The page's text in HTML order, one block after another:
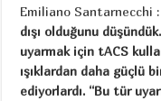
Emiliano Santarnecchi :
dışı olduğunu
uyarmak için tACS
ışıklardan daha güçlü
ediyorlardı. “Bu tür